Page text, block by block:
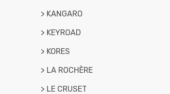
> KANGARO
> KEYROAD
> KORES
> LA ROCHÈRE
> LE CRUSET